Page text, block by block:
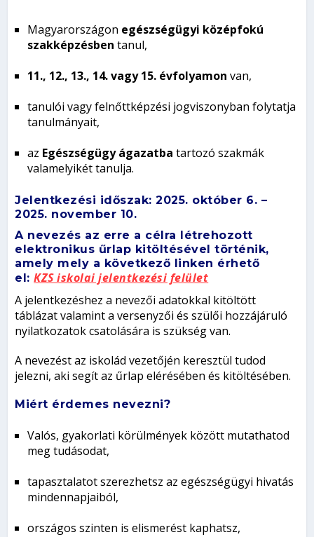
Magyarországon egészségügyi középfokú
szakképzésben tanul,
11., 12., 13., 14. vagy 15. évfolyamon van,
tanulói vagy felnőttképzési jogviszonyban folytatja
tanulmányait,
az Egészségügy ágazatba tartozó szakmák
valamelyikét tanulja.
Jelentkezési időszak:2025. október 6. –
2025. november 10.
A nevezés az erre a célra létrehozott
elektronikus űrlap kitöltésével történik,
amely mely a következő linken érhető
el:KZS iskolai jelentkezési felület
A jelentkezéshez a nevezői adatokkal kitöltött
táblázat valamint a versenyzői és szülői hozzájáruló
nyilatkozatok csatolására is szükség van.
A nevezést az iskolád vezetőjén keresztül tudod
jelezni, aki segít az űrlap elérésében és kitöltésében.
Miért érdemes nevezni?
Valós, gyakorlati körülmények között mutathatod
meg tudásodat,
tapasztalatot szerezhetsz az egészségügyi hivatás
mindennapjaiból,
országos szinten is elismerést kaphatsz,